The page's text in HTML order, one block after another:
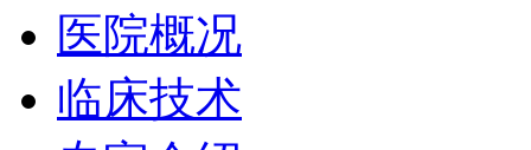
医院概况
临床技术